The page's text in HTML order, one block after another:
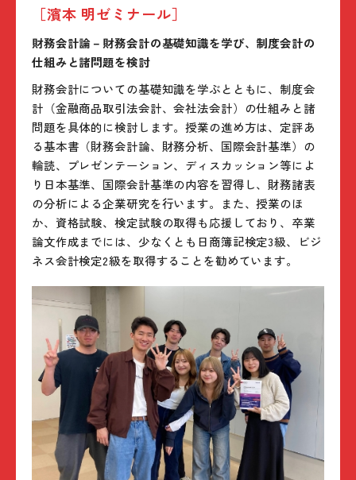
［濱本 明ゼミナール］
財務会計論－財務会計の基礎知識を学び、制度会計の
仕組みと諸問題を検討
財務会計についての基礎知識を学ぶとともに、制度会
計（金融商品取引法会計、会社法会計）の仕組みと諸
問題を具体的に検討します。授業の進め方は、定評あ
る基本書（財務会計論、財務分析、国際会計基準）の
輪読、プレゼンテーション、ディスカッション等によ
り日本基準、国際会計基準の内容を習得し、財務諸表
の分析による企業研究を行います。また、授業のほ
か、資格試験、検定試験の取得も応援しており、卒業
論文作成までには、少なくとも日商簿記検定3級、ビジ
ネス会計検定2級を取得することを勧めています。